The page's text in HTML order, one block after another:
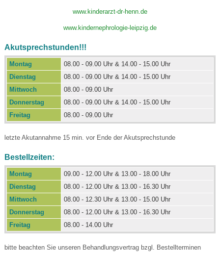
www.kinderarzt-dr-henn.de
www.kindernephrologie-leipzig.de
Akutsprechstunden!!!
Montag
08.00 - 09.00 Uhr & 14.00 - 15.00 Uhr
Dienstag
08.00 - 09.00 Uhr & 14.00 - 15.00 Uhr
Mittwoch
08.00 - 09.00 Uhr
Donnerstag
08.00 - 09.00 Uhr & 14.00 - 15.00 Uhr
Freitag
08.00 - 09.00 Uhr
letzte Akutannahme 15 min. vor Ende der Akutsprechstunde
Bestellzeiten:
Montag
09.00 - 12.00 Uhr & 13.00 - 18.00 Uhr
Dienstag
08.00 - 12.00 Uhr & 13.00 - 16.30 Uhr
Mittwoch
08.00 - 12.30 Uhr & 13.00 - 15.00 Uhr
Donnerstag
08.00 - 12.00 Uhr & 13.00 - 16.30 Uhr
Freitag
08.00 - 14.00 Uhr
bitte beachten Sie unseren Behandlungsvertrag bzgl. Bestellterminen